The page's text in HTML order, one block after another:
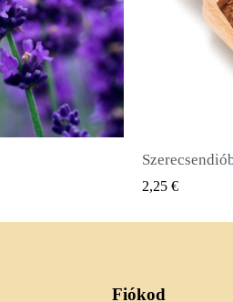
(Pimenta dioica)
2,50 €
Fiókod